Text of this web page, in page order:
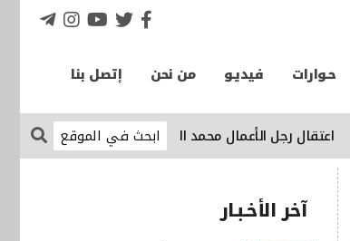
حـوارات فيديـو من نحن إتصل بنا
‏اعتقال رجل الأعمال محمد الهجف على خلفية ملفات فساد في
آخر الأخـبـار